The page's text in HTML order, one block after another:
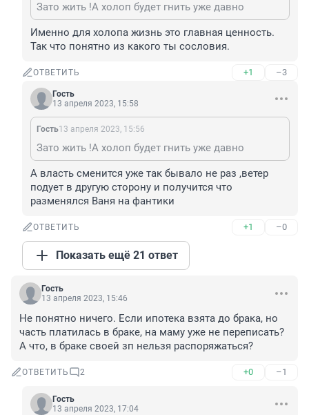
Зато жить !А холоп будет гнить уже давно
Именно для холопа жизнь это главная ценность.
Так что понятно из какого ты сословия.
ОТВЕТИТЬ +1 –3
Гость
13 апреля 2023, 15:58
Гость13 апреля 2023, 15:56
Зато жить !А холоп будет гнить уже давно
А власть сменится уже так бывало не раз ,ветер
подует в другую сторону и получится что
разменялся Ваня на фантики
ОТВЕТИТЬ +1 –0
Показать ещё 21 ответ
Гость
13 апреля 2023, 15:46
Не понятно ничего. Если ипотека взята до брака, но
часть платилась в браке, на маму уже не переписать?
А что, в браке своей зп нельзя распоряжаться?
ОТВЕТИТЬ 2 +0 –1
Гость
13 апреля 2023, 17:04